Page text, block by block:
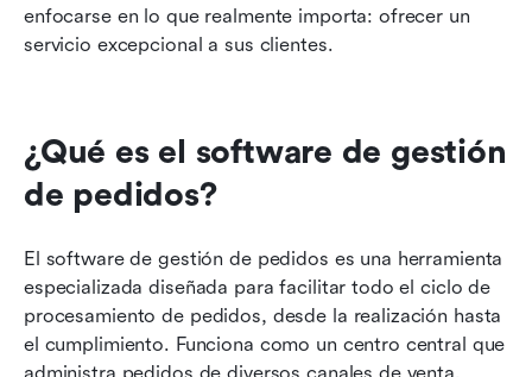
enfocarse en lo que realmente importa: ofrecer un
servicio excepcional a sus clientes.
¿Qué es el software de gestión
de pedidos?
El software de gestión de pedidos es una herramienta
especializada diseñada para facilitar todo el ciclo de
procesamiento de pedidos, desde la realización hasta
el cumplimiento. Funciona como un centro central que
administra pedidos de diversos canales de venta,
Conclusión